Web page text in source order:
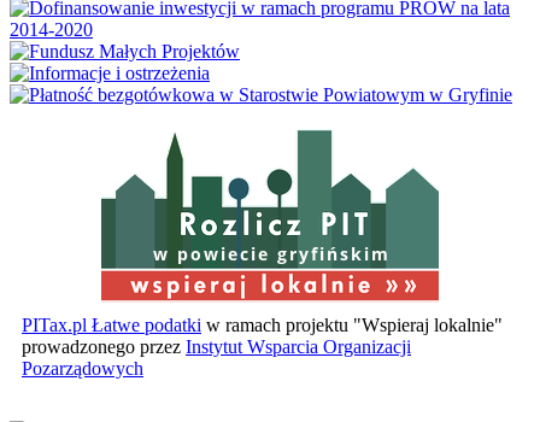
w powiecie gryfińskim
PITax.pl Łatwe podatki w ramach projektu "Wspieraj lokalnie"
prowadzonego przez Instytut Wsparcia Organizacji
Pozarządowych